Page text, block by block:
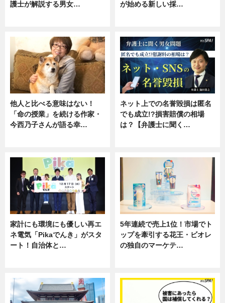
護士が解説する男女… が始める新しい採…
他人と比べる意味はない！
「命の授業」を続ける作家・
今西乃子さんが語る幸…
ネット上での名誉毀損は匿名
でも成立!?損害賠償の相場
は？【弁護士に聞く…
家計にも環境にも優しい再エ
ネ電気「Pikaでんき」がスタ
ート！自治体と…
5年連続で売上1位！市場でト
ップを牽引する花王・ビオレ
の独自のマーケテ…